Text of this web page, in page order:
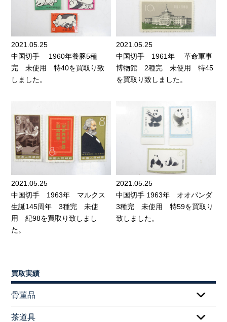
2021.05.25
中国切手 1960年養豚5種
完 未使用 特40を買取り致
しました。
2021.05.25
中国切手 1961年 革命軍事
博物館 2種完 未使用 特45
を買取り致しました。
2021.05.25
中国切手 1963年 マルクス
生誕145周年 3種完 未使
用 紀98を買取り致しまし
た。
2021.05.25
中国切手 1963年 オオパンダ
3種完 未使用 特59を買取り
致しました。
買取実績
骨董品
茶道具